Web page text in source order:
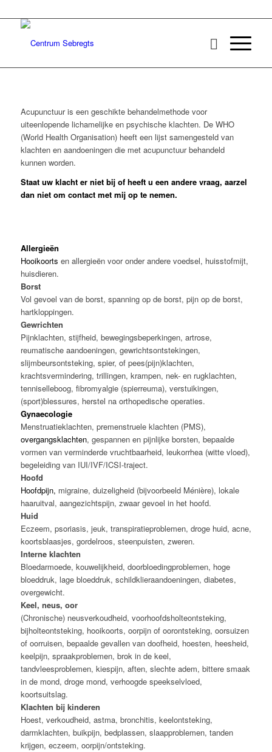
Acupunctuur is een geschikte behandelmethode voor
uiteenlopende lichamelijke en psychische klachten. De WHO
(World Health Organisation) heeft een lijst samengesteld van
klachten en aandoeningen die met acupunctuur behandeld
kunnen worden.
Staat uw klacht er niet bij of heeft u een andere vraag, aarzel
dan niet om contact met mij op te nemen.
Allergieën
Hooikoorts en allergieën voor onder andere voedsel, huisstofmijt,
huisdieren.
Borst
Vol gevoel van de borst, spanning op de borst, pijn op de borst,
hartkloppingen.
Gewrichten
Pijnklachten, stijfheid, bewegingsbeperkingen, artrose,
reumatische aandoeningen, gewrichtsontstekingen,
slijmbeursontsteking, spier, of pees(pijn)klachten,
krachtsvermindering, trillingen, krampen, nek- en rugklachten,
tenniselleboog, fibromyalgie (spierreuma), verstuikingen,
(sport)blessures, herstel na orthopedische operaties.
Gynaecologie
Menstruatieklachten, premenstruele klachten (PMS),
overgangsklachten, gespannen en pijnlijke borsten, bepaalde
vormen van verminderde vruchtbaarheid, leukorrhea (witte vloed),
begeleiding van IUI/IVF/ICSI-traject.
Hoofd
Hoofdpijn, migraine, duizeligheid (bijvoorbeeld Ménière), lokale
haaruitval, aangezichtspijn, zwaar gevoel in het hoofd.
Huid
Eczeem, psoriasis, jeuk, transpiratieproblemen, droge huid, acne,
koortsblaasjes, gordelroos, steenpuisten, zweren.
Interne klachten
Bloedarmoede, kouwelijkheid, doorbloedingproblemen, hoge
bloeddruk, lage bloeddruk, schildklieraandoeningen, diabetes,
overgewicht.
Keel, neus, oor
(Chronische) neusverkoudheid, voorhoofdsholteontsteking,
bijholteontsteking, hooikoorts, oorpijn of oorontsteking, oorsuizen
of oorruisen, bepaalde gevallen van doofheid, hoesten, heesheid,
keelpijn, spraakproblemen, brok in de keel,
tandvleesproblemen, kiespijn, aften, slechte adem, bittere smaak
in de mond, droge mond, verhoogde speekselvloed,
koortsuitslag.
Klachten bij kinderen
Hoest, verkoudheid, astma, bronchitis, keelontsteking,
darmklachten, buikpijn, bedplassen, slaapproblemen, tanden
krijgen, eczeem, oorpijn/ontsteking.